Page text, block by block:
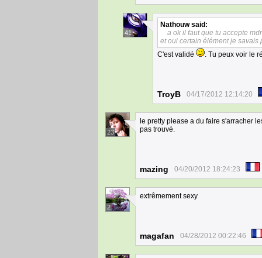
41
Nathouwsaid:
a ok il faut que tu accepte
et oui certain élément je savais
C'est validé
. Tu peux voir le
TroyB 04/17/2012 12:14:20
23
le pretty please a du faire s'arracher
pas trouvé.
mazing 04/20/2012 18:24:23
2
extrêmement sexy
magafan 04/28/2012 00:22:46